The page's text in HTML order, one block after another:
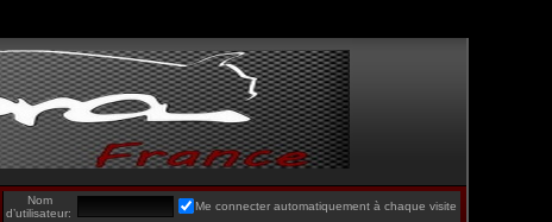
Nom
d’utilisateur:
Me connecter automatiquement à chaque visite